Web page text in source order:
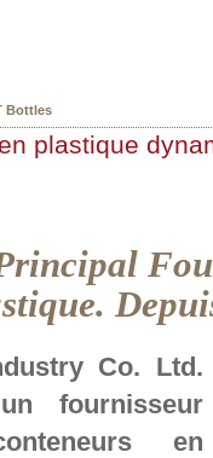
Bottles
plastique
Co. Ltd.
fournisseur
en